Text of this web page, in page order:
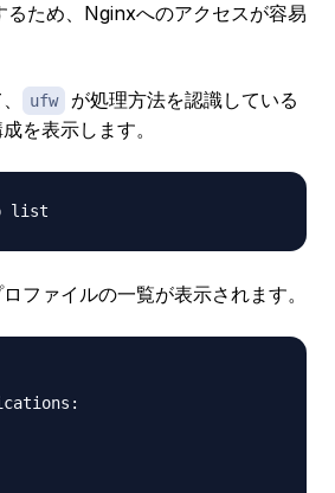
るため、Nginxへのアクセスが容易
ufw
が処理方法を認識している
を表示します。
ファイルの一覧が表示されます。